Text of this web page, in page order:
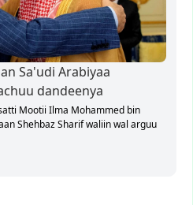
Sa'udi Arabiyaa
dandeenya
Mootii Ilma Mohammed bin
Shehbaz Sharif waliin wal arguu